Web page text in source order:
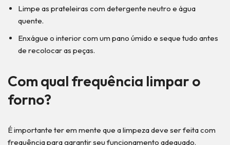
Limpe as prateleiras com detergente neutro e água
quente.
Enxágue o interior com um pano úmido e seque tudo antes
de recolocar as peças.
Com qual frequência limpar o
forno?
É importante ter em mente que a limpeza deve ser feita com
frequência para garantir seu funcionamento adequado.